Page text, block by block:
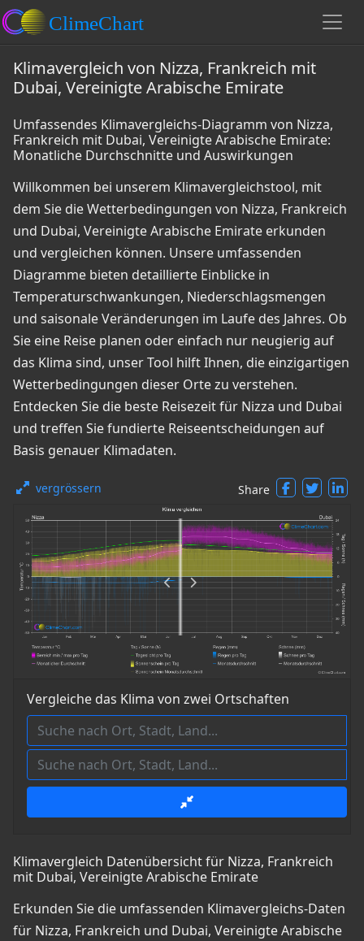
Klimavergleich von Nizza, Frankreich mit
Dubai, Vereinigte Arabische Emirate
Umfassendes Klimavergleichs-Diagramm von Nizza,
Frankreich mit Dubai, Vereinigte Arabische Emirate:
Monatliche Durchschnitte und Auswirkungen
Willkommen bei unserem Klimavergleichstool, mit
dem Sie die Wetterbedingungen von Nizza, Frankreich
und Dubai, Vereinigte Arabische Emirate erkunden
und vergleichen können. Unsere umfassenden
Diagramme bieten detaillierte Einblicke in
Temperaturschwankungen, Niederschlagsmengen
und saisonale Veränderungen im Laufe des Jahres. Ob
Sie eine Reise planen oder einfach nur neugierig auf
das Klima sind, unser Tool hilft Ihnen, die einzigartigen
Wetterbedingungen dieser Orte zu verstehen.
Entdecken Sie die beste Reisezeit für Nizza und Dubai
und treffen Sie fundierte Reiseentscheidungen auf
Basis genauer Klimadaten.
vergrössern Share
Vergleiche das Klima von zwei Ortschaften
Klimavergleich Datenübersicht für Nizza, Frankreich
mit Dubai, Vereinigte Arabische Emirate
Erkunden Sie die umfassenden Klimavergleichs-Daten
für Nizza, Frankreich und Dubai, Vereinigte Arabische